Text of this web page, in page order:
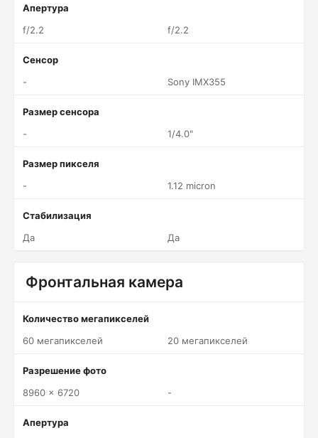
Апертура
f/2.2
f/2.2
Сенсор
-
Sony IMX355
Размер сенсора
-
1/4.0"
Размер пикселя
-
1.12 micron
Стабилизация
Да
Да
Фронтальная камера
Количество мегапикселей
60 мегапикселей
20 мегапикселей
Разрешение фото
8960 x 6720
-
Апертура